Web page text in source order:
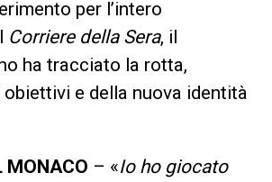
per l’intero
Corriere della Sera, il
ha tracciato la rotta,
obiettivi e della nuova identità
MONACO – «Io ho giocato